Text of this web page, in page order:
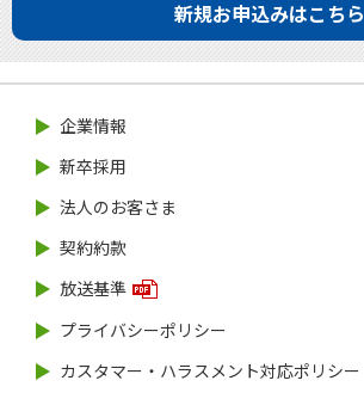
新規お申込みはこちら
企業情報
新卒採用
法人のお客さま
契約約款
放送基準
プライバシーポリシー
カスタマー・ハラスメント対応ポリシー